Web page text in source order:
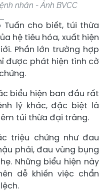
nhân - Ảnh BVCC
Tuấn cho biết, túi thừa
hệ tiêu hóa, xuất hiện
Phần lớn trường hợp
được phát hiện tình cờ
biểu hiện ban đầu rất
lý khác, đặc biệt là
túi thừa đại tràng.
triệu chứng như đau
phải, đau vùng bụng
Những biểu hiện này
dễ khiến việc chẩn